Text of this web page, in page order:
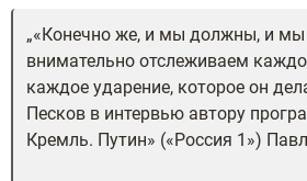
«Конечно же, и мы должны, и мы
внимательно отслеживаем
каждое ударение, которое он
Песков в интервью автору
Кремль. Путин» («Россия 1»)